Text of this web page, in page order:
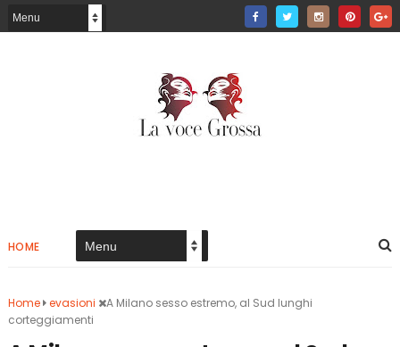
HOME
Home evasioni
A Milano sesso estremo, al Sud lunghi
corteggiamenti